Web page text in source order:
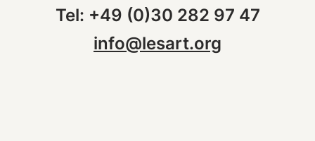
Tel: +49 (0)30 282 97 47
info@lesart.org